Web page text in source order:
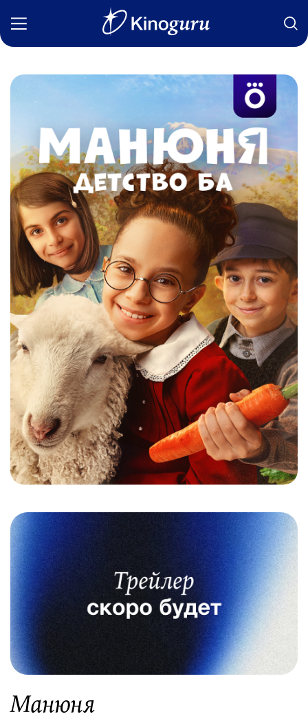
Статьи
Сериалы
Новости
Подборки
Рецензии
О нас
Авторы
Манюня